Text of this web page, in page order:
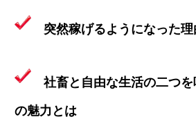
突然稼げるようになった理
社畜と自由な生活の二つを
の魅力とは